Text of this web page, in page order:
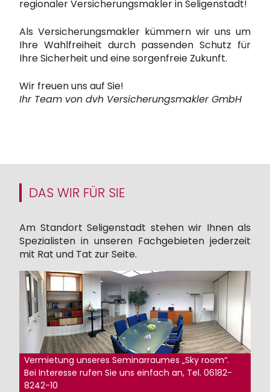
regionaler Versicherungsmakler in Seligenstadt!
Als Versicherungsmakler kümmern wir uns um
Ihre Wahlfreiheit durch passenden Schutz für
Ihre Sicherheit und eine sorgenfreie Zukunft.
Wir freuen uns auf Sie!
Ihr Team von dvh Versicherungsmakler GmbH
DAS WIR FÜR SIE
Am Standort Seligenstadt stehen wir Ihnen als
Spezialisten in unseren Fachgebieten jederzeit
mit Rat und Tat zur Seite.
Vermietung unseres Seminarraumes „Sky room“.
Bei Interesse rufen Sie uns einfach an, Tel. 06182-
8242-10